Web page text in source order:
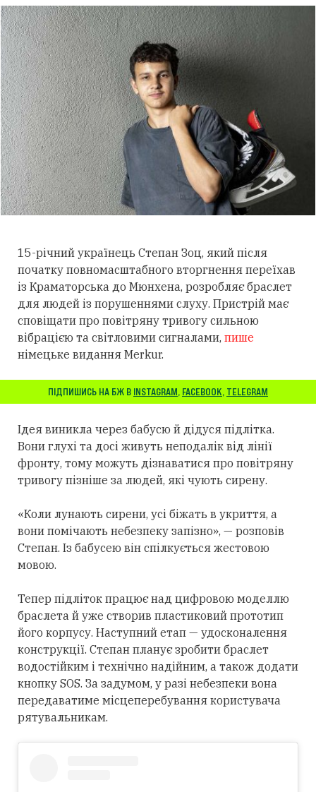
15-річний українець Степан Зоц, який після
початку повномасштабного вторгнення переїхав
із Краматорська до Мюнхена, розробляє браслет
для людей із порушеннями слуху. Пристрій має
сповіщати про повітряну тривогу сильною
вібрацією та світловими сигналами, пише
німецьке видання Merkur.
ПІДПИШИСЬ НА БЖ В INSTAGRAM, FACEBOOK, TELEGRAM
Ідея виникла через бабусю й дідуся підлітка.
Вони глухі та досі живуть неподалік від лінії
фронту, тому можуть дізнаватися про повітряну
тривогу пізніше за людей, які чують сирену.
«Коли лунають сирени, усі біжать в укриття, а
вони помічають небезпеку запізно», — розповів
Степан. Із бабусею він спілкується жестовою
мовою.
Тепер підліток працює над цифровою моделлю
браслета й уже створив пластиковий прототип
його корпусу. Наступний етап — удосконалення
конструкції. Степан планує зробити браслет
водостійким і технічно надійним, а також додати
кнопку SOS. За задумом, у разі небезпеки вона
передаватиме місцеперебування користувача
рятувальникам.